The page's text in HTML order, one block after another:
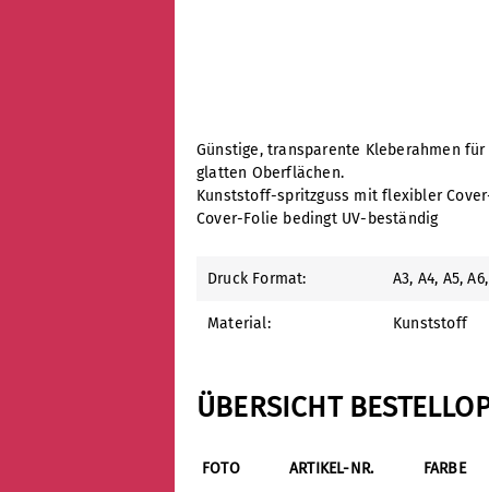
Günstige, transparente Kleberahmen
glatten Oberflächen.
Kunststoff-spritzguss mit flexibler
Cover-Folie bedingt UV-beständig
Druck Format: A3, A4, A5, A6
Material: Kunststoff
ÜBERSICHT
FOTO ARTIKEL-NR. FARBE